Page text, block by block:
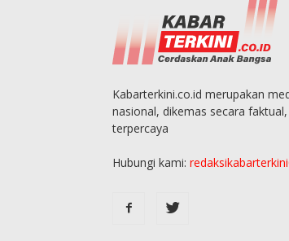
Kabarterkini.co.id merupakan
nasional, dikemas secara
terpercaya
Hubungi kami: